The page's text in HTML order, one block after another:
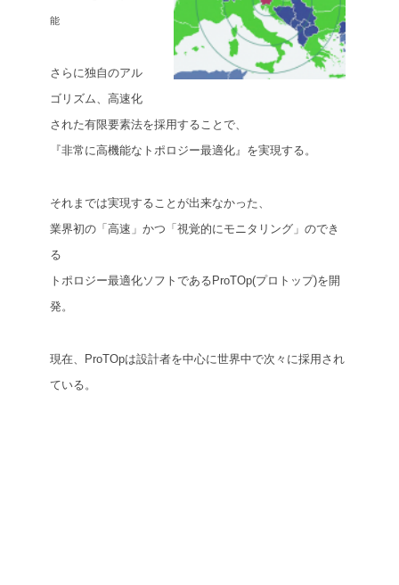
能
さらに独自のアル
ゴリズム、高速化
された有限要素法を採用することで、
『非常に高機能なトポロジー最適化』を実現する。
それまでは実現することが出来なかった、
業界初の「 高速 」かつ「 視覚的にモニタリング 」のでき
る
トポロジー最適化ソフトであるProTOp(プロトップ)を開
発。
現在、ProTOpは設計者を中心に世界中で次々に採用され
ている。